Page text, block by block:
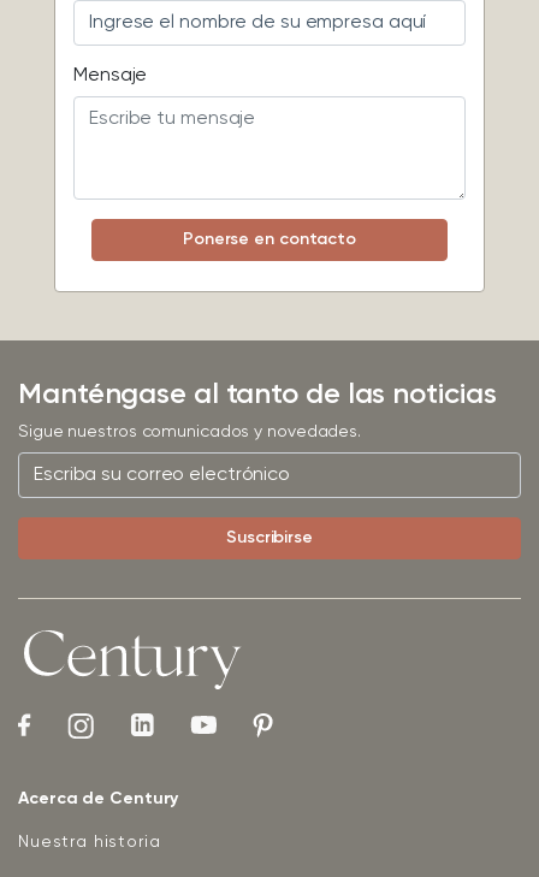
Mensaje
Manténgase al tanto de las noticias
Sigue nuestros comunicados y novedades.
Acerca de Century
Nuestra historia